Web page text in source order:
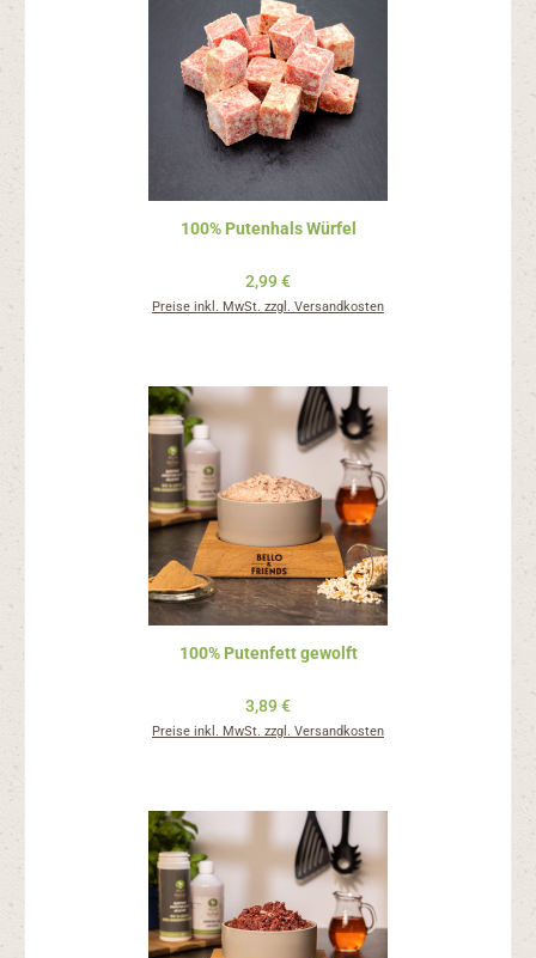
100% Putenhals Würfel
Regulärer Preis:
2,99 €
Preise inkl. MwSt. zzgl. Versandkosten
100% Putenfett gewolft
Regulärer Preis:
3,89 €
Preise inkl. MwSt. zzgl. Versandkosten